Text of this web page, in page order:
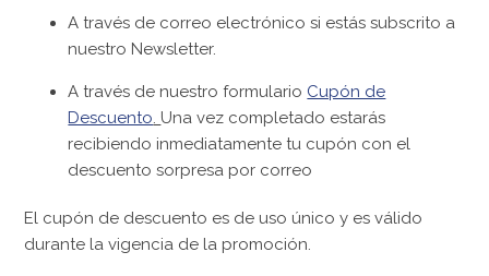
A través de correo electrónico si estás subscrito a
nuestro Newsletter.
A través de nuestro formulario Cupón de
Descuento Una vez completado estarás
recibiendo inmediatamente tu cupón con el
descuento sorpresa por correo
El cupón de descuento es de uso único y es válido
durante la vigencia de la promoción.